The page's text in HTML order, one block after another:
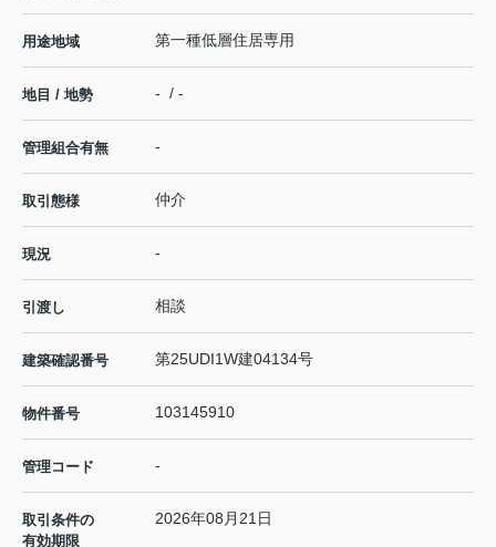
用途地域 第一種低層住居専用
地目 / 地勢 - / -
管理組合有無 -
取引態様 仲介
現況 -
引渡し 相談
建築確認番号 第25UDI1W建04134号
物件番号 103145910
管理コード -
取引条件の
有効期限
2026年08月21日